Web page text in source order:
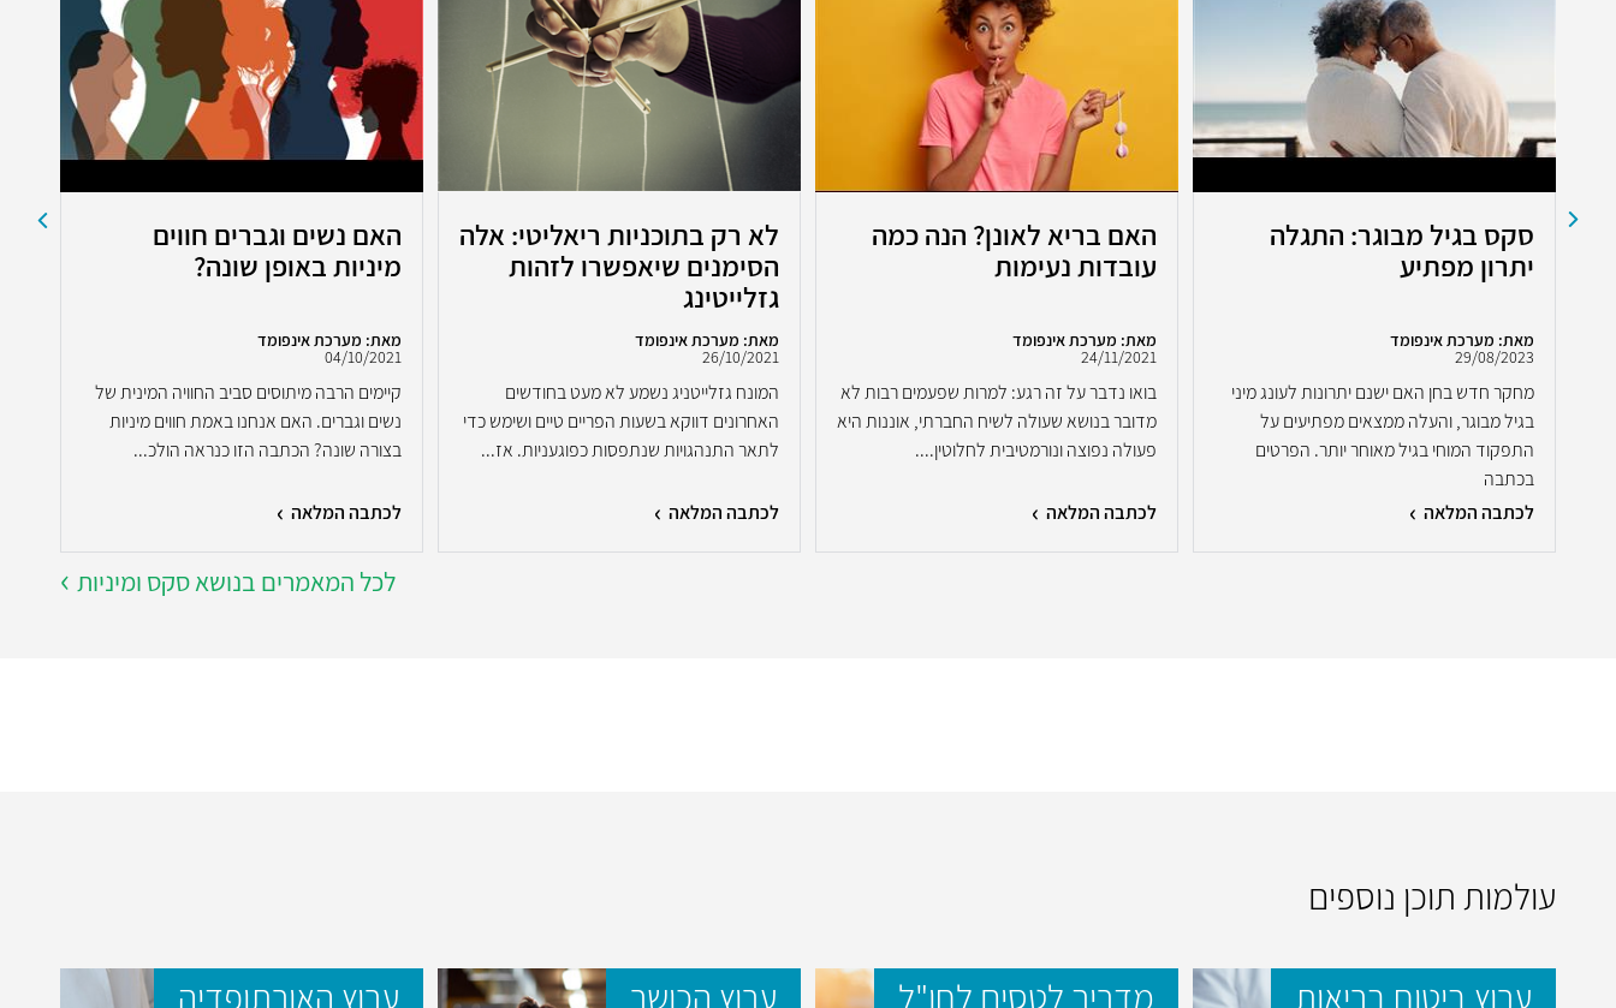
סקס בגיל מבוגר: התגלה
יתרון מפתיע
מאת: מערכת אינפומד
29/08/2023
מחקר חדש בחן האם ישנם יתרונות לעונג מיני
בגיל מבוגר, והעלה ממצאים מפתיעים על
התפקוד המוחי בגיל מאוחר יותר. הפרטים
בכתבה
לכתבה המלאה
האם בריא לאונן? הנה כמה
עובדות נעימות
מאת: מערכת אינפומד
24/11/2021
בואו נדבר על זה רגע: למרות שפעמים רבות לא
מדובר בנושא שעולה לשיח החברתי, אוננות היא
פעולה נפוצה ונורמטיבית לחלוטין....
לכתבה המלאה
לא רק בתוכניות ריאליטי: אלה
הסימנים שיאפשרו לזהות
גזלייטינג
מאת: מערכת אינפומד
26/10/2021
המונח גזלייטניג נשמע לא מעט בחודשים
האחרונים דווקא בשעות הפריים טיים ושימש כדי
לתאר התנהגויות שנתפסות כפוגעניות. אז...
לכתבה המלאה
האם נשים וגברים חווים
מיניות באופן שונה?
מאת: מערכת אינפומד
04/10/2021
קיימים הרבה מיתוסים סביב החוויה המינית של
נשים וגברים. האם אנחנו באמת חווים מיניות
בצורה שונה? הכתבה הזו כנראה הולכ...
לכתבה המלאה
לכל המאמרים בנושא סקס ומיניות
עולמות תוכן נוספים
ערוץ ביטוח בריאות מדריך לטסים לחו"ל ערוץ הכושר ערוץ האורתופדיה